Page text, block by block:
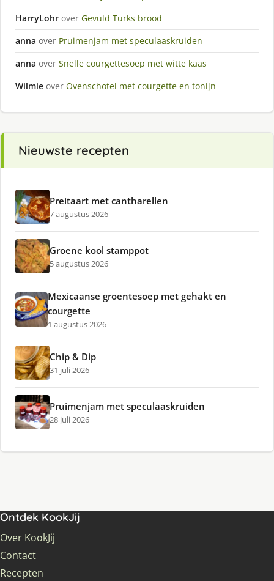
HarryLohr over Gevuld Turks brood
anna over Pruimenjam met speculaaskruiden
anna over Snelle courgettesoep met witte kaas
Wilmie over Ovenschotel met courgette en tonijn
Nieuwste recepten
Preitaart met cantharellen
7 augustus 2026
Groene kool stamppot
5 augustus 2026
Mexicaanse groentesoep met gehakt en
courgette
1 augustus 2026
Chip & Dip
31 juli 2026
Pruimenjam met speculaaskruiden
28 juli 2026
Ontdek KookJij
Over KookJij
Contact
Recepten